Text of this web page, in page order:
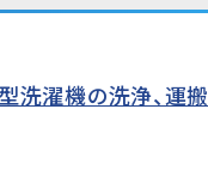
洗濯機の洗浄、運搬